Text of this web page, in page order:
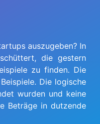
auszugeben? In
die gestern
zu finden. Die
Die logische
wurden und keine
Beträge in dutzende